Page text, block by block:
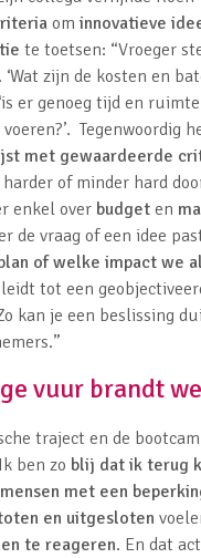
om innovatieve
te toetsen: “Vroeger
‘Wat zijn de kosten en
er genoeg tijd en
Tegenwoordig
met gewaardeerde
of minder hard
enkel over budget en
de vraag of een idee
of welke impact we
tot een
kan je een beslissing
vuur brandt
traject en de
ben zo blij dat ik terug
mensen met een
en uitgesloten
te reageren. En dat